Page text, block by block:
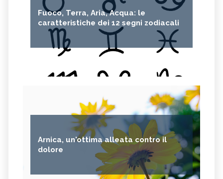
Fuoco, Terra, Aria, Acqua: le
caratteristiche dei 12 segni zodiacali
Arnica, un'ottima alleata contro il
dolore